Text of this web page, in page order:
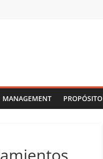
MANAGEMENT PROPÓSITO